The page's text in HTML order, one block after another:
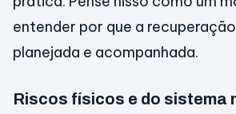
entender por que a
planejada e acompanhada.
Riscos físicos e do sistema